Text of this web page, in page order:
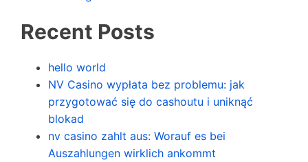
Recent Posts
hello world
NV Casino wypłata bez problemu: jak
przygotować się do cashoutu i uniknąć
blokad
nv casino zahlt aus: Worauf es bei
Auszahlungen wirklich ankommt